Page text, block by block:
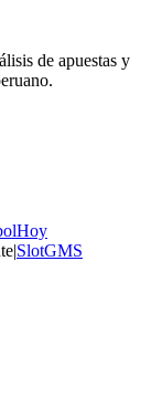
de apuestas y
|SlotGMS